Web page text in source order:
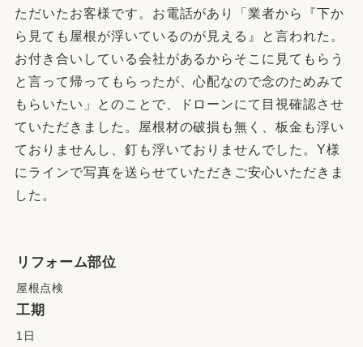
ただいたお客様です。お電話があり「業者から『下か
ら見ても屋根が浮いているのが見える』と言われた。
お付き合いしている会社があるからそこに見てもらう
と言って帰ってもらったが、心配なので念のためみて
もらいたい」とのことで、ドローンにて目視確認させ
ていただきました。屋根材の破損も無く、板金も浮い
ておりませんし、釘も浮いておりませんでした。Y様
にラインで写真を送らせていただきご安心いただきま
した。
リフォーム部位
屋根点検
工期
1日